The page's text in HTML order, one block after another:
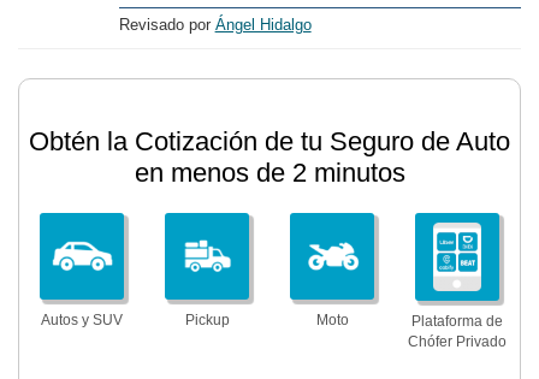
Revisado por Ángel Hidalgo
Obtén la Cotización de tu Seguro de Auto
en menos de 2 minutos
Autos y SUV Pickup Moto
Plataforma de
Chófer Privado